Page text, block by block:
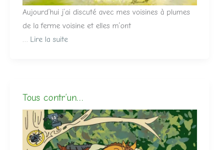
Aujourd’hui j’ai discuté avec mes voisines à plumes
de la ferme voisine et elles m’ont
… Lire la suite
Tous contr’un…